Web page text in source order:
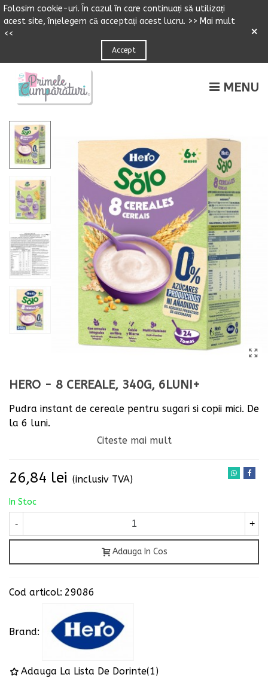
Folosim cookie-uri. n cazulîn care continuați să utilizați
acest site,înțelegem că acceptați acest lucru. >> Mai mult
<<
Accept
×
MENU
HERO - 8 CEREALE, 340G, 6LUNI+
Pudra instant de cereale pentru sugari si copii mici. De
la 6 luni.
Continut net: 340g
Citeste mai mult
26,84 lei (inclusiv TVA)
In Stoc
- +
Adauga In Cos
Cod articol: 29086
Brand:
Adauga La Lista De Dorinte(1)